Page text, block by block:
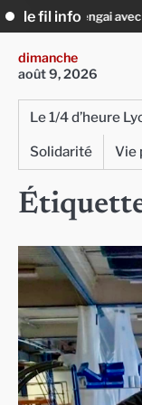
Skip
to
content
le fil info
Lengai avec Guy de
dimanche
août 9, 2026
Le 1/4 d’heure
Solidarité
Vie